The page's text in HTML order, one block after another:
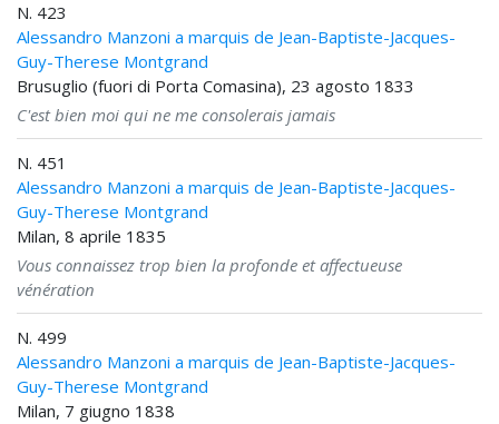
N. 423
Alessandro Manzoni a marquis de Jean-Baptiste-Jacques-
Guy-Therese Montgrand
Brusuglio (fuori di Porta Comasina), 23 agosto 1833
C'est bien moi qui ne me consolerais jamais
N. 451
Alessandro Manzoni a marquis de Jean-Baptiste-Jacques-
Guy-Therese Montgrand
Milan, 8 aprile 1835
Vous connaissez trop bien la profonde et affectueuse
vénération
N. 499
Alessandro Manzoni a marquis de Jean-Baptiste-Jacques-
Guy-Therese Montgrand
Milan, 7 giugno 1838